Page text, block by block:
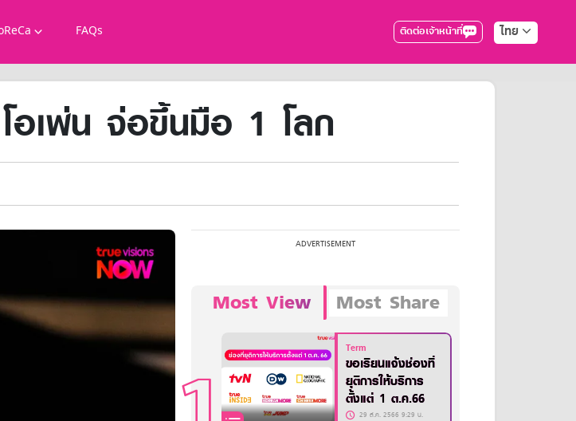
FAQs ติดต่อเจ้าหน้าที่ ไทย
อเพ่น จ่อขึ้นมือ 1 โลก
Most View Most Share
Term
ขอเรียนแจ้งช่องที่
ยุติการให้บริการ
ตั้งแต่ 1 ต.ค.66
29 ส.ค. 2566 9:29 น.